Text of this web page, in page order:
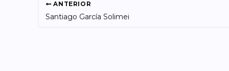
ANTERIOR
Santiago García Solimei